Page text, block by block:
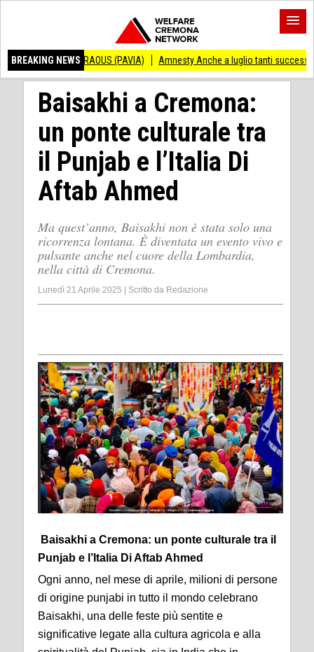
BREAKING NEWS
(PAVIA) Amnesty Anche a luglio tanti successi ed ingiustizie
Baisakhi a Cremona:
un ponte culturale tra
il Punjab e l’Italia Di
Aftab Ahmed
Ma quest’anno, Baisakhi non è stata solo una
ricorrenza lontana. È diventata un evento vivo e
pulsante anche nel cuore della Lombardia,
nella città di Cremona.
Lunedì 21 Aprile 2025 Scritto da Redazione
Baisakhi a Cremona: un ponte culturale tra il
Punjab e l’Italia Di Aftab Ahmed
Ogni anno, nel mese di aprile, milioni di persone
di origine punjabi in tutto il mondo celebrano
Baisakhi, una delle feste più sentite e
significative legate alla cultura agricola e alla